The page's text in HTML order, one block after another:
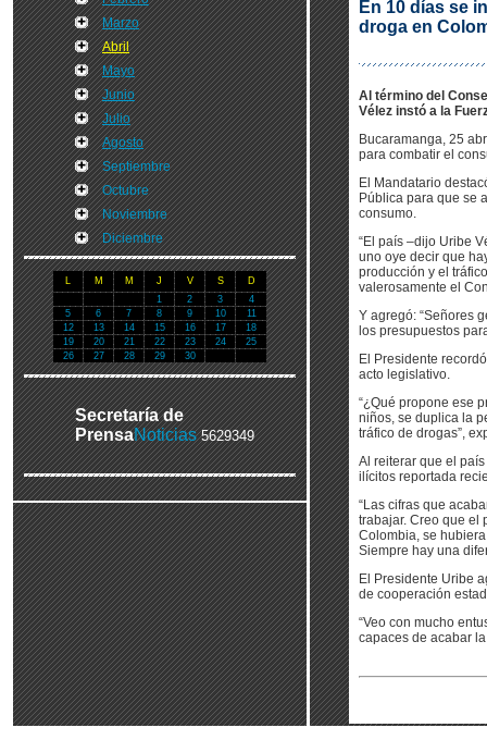
Marzo
Abril
Mayo
Junio
Julio
Agosto
Septiembre
Octubre
Noviembre
Diciembre
L M M J V S
D
1
2 3
4
5
6 7 8 9 10
11
12
13 14 15 16 17
18
19
20 21 22 23 24
25
26
27 28 29 30
Secretaría de
PrensaNoticias 5629349
En 10 días se
droga en
Al término del
Vélez instó a la
Bucaramanga, 25
para combatir el
El Mandatario
Pública para que se
consumo.
“El país –dijo Uribe
uno oye decir que
producción y el
valerosamente el
Y agregó: “Señores
los presupuestos
El Presidente
acto legislativo.
“¿Qué propone ese
niños, se duplica la
tráfico de drogas”,
Al reiterar que el
ilícitos reportada
“Las cifras que
trabajar. Creo que el
Colombia, se
Siempre hay una
El Presidente Uribe
de cooperación
“Veo con mucho
capaces de acabar